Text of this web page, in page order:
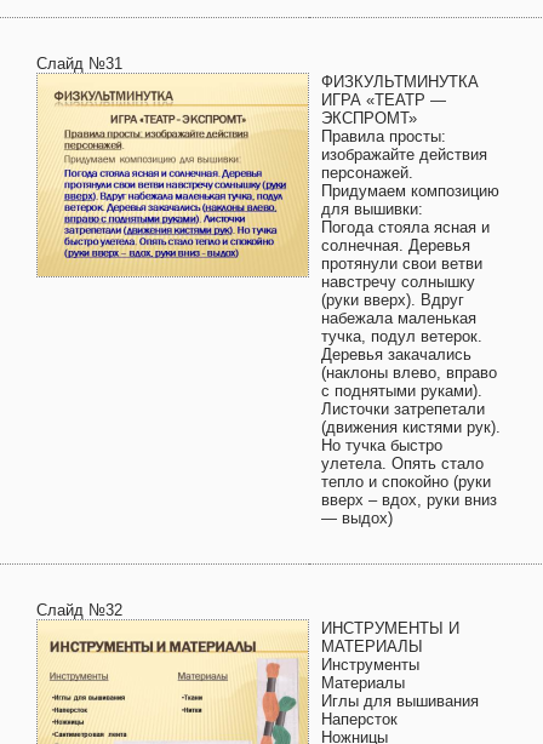
Слайд №31
ФИЗКУЛЬТМИНУТКА
ИГРА «ТЕАТР —
ЭКСПРОМТ»
Правила просты:
изображайте действия
персонажей.
Придумаем композицию
для вышивки:
Погода стояла ясная и
солнечная. Деревья
протянули свои ветви
навстречу солнышку
(руки вверх). Вдруг
набежала маленькая
тучка, подул ветерок.
Деревья закачались
(наклоны влево, вправо
с поднятыми руками).
Листочки затрепетали
(движения кистями рук).
Но тучка быстро
улетела. Опять стало
тепло и спокойно (руки
вверх – вдох, руки вниз
— выдох)
Слайд №32
ИНСТРУМЕНТЫ И
МАТЕРИАЛЫ
Инструменты
Материалы
Иглы для вышивания
Наперсток
Ножницы